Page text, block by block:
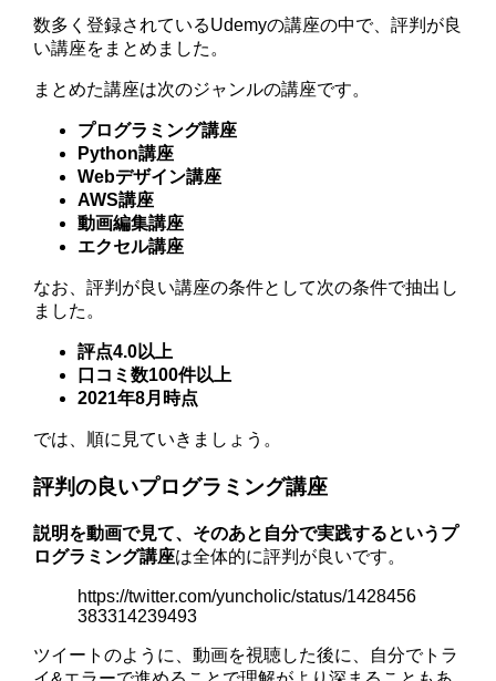
数多く登録されているUdemyの講座の中で、評判が良
い講座をまとめました。
まとめた講座は次のジャンルの講座です。
プログラミング講座
Python講座
Webデザイン講座
AWS講座
動画編集講座
エクセル講座
なお、評判が良い講座の条件として次の条件で抽出し
ました。
評点4.0以上
口コミ数100件以上
2021年8月時点
では、順に見ていきましょう。
評判の良いプログラミング講座
説明を動画で見て、そのあと自分で実践するというプ
ログラミング講座は全体的に評判が良いです。
https://twitter.com/yuncholic/status/1428456
383314239493
ツイートのように、動画を視聴した後に、自分でトラ